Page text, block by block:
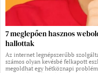
7 meglepően hasznos
hallottak
Az internet legnépszerűbb
számos olyan kevésbé felkapott
megoldhat egy hétköznapi